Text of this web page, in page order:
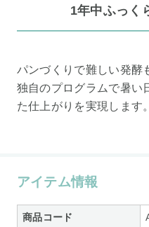
1年中ふっく
パンづくりで難しい発酵
独自のプログラムで暑い
た仕上がりを実現します。
アイテム情報
商品コード